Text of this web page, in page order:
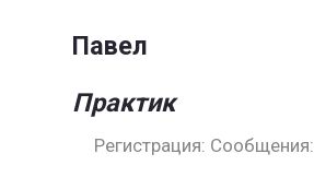
Павел
Практик
Регистрация: Сообщения: